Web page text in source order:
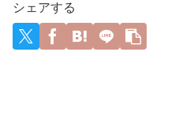
しまった
結果……
シェアする